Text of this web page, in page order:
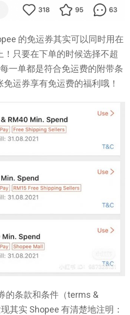
的免运券其实可以同时用在
只要在下单的时候选择不超
一单都是符合免运费的附带条
运券享有免运费的福利哦！
的条款和条件（terms &
其实 Shopee 有清楚地注明：